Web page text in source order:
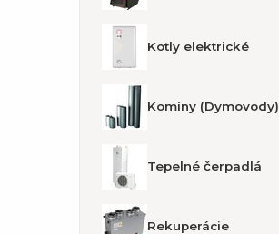
Kotly elektrické
Komíny (Dymovody)
Tepelné čerpadlá
Rekuperácie